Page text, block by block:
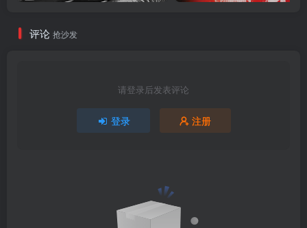
评论 抢沙发
请登录后发表评论
登录 注册